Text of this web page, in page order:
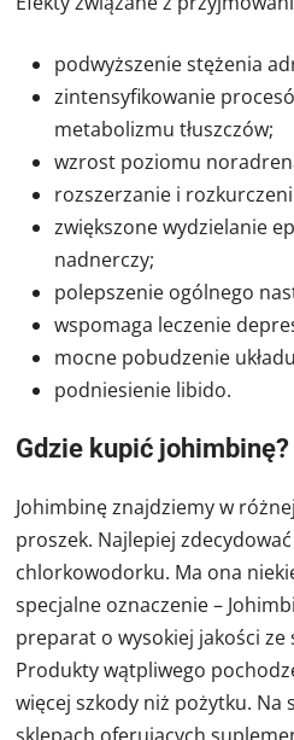
podwyższenie stężenia
zintensyfikowanie
metabolizmu tłuszczów;
wzrost poziomu
rozszerzanie i
zwiększone wydzielanie
nadnerczy;
polepszenie ogólnego
wspomaga leczenie
mocne pobudzenie
podniesienie libido.
Gdzie kupić johimbinę?
Johimbinę znajdziemy w
proszek. Najlepiej
chlorkowodorku. Ma ona
specjalne oznaczenie –
preparat o wysokiej jakości ze
Produkty wątpliwego
więcej szkody niż pożytku. Na